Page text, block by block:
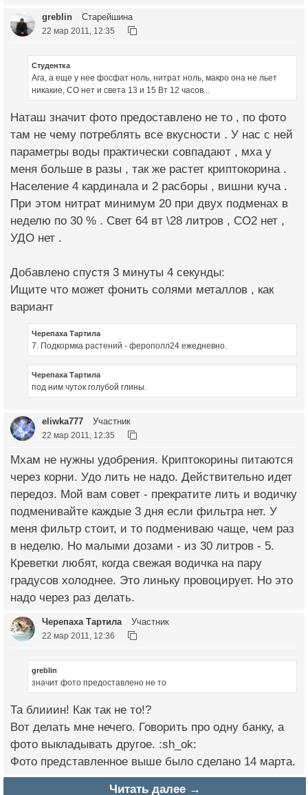
greblin Старейшина
22 мар 2011, 12:35
Студентка
Ага, а еще у нее фосфат ноль, нитрат ноль, макро она не льет
никакие, СО нет и света 13 и 15 Вт 12 часов...
Наташ значит фото предоставлено не то , по фото
там не чему потреблять все вкусности . У нас с ней
параметры воды практически совпадают , мха у
меня больше в разы , так же растет криптокорина .
Население 4 кардинала и 2 расборы , вишни куча .
При этом нитрат минимум 20 при двух подменах в
неделю по 30 % . Свет 64 вт \28 литров , СО2 нет ,
УДО нет .
Добавлено спустя 3 минуты 4 секунды:
Ищите что может фонить солями металлов , как
вариант
Черепаха Тартила
7. Подкормка растений - ферополл24 ежедневно.
Черепаха Тартила
под ним чуток голубой глины.
eliwka777 Участник
22 мар 2011, 12:35
Мхам не нужны удобрения. Криптокорины питаются
через корни. Удо лить не надо. Действительно идет
передоз. Мой вам совет - прекратите лить и водичку
подменивайте каждые 3 дня если фильтра нет. У
меня фильтр стоит, и то подмениваю чаще, чем раз
в неделю. Но малыми дозами - из 30 литров - 5.
Креветки любят, когда свежая водичка на пару
градусов холоднее. Это линьку провоцирует. Но это
надо через раз делать.
Черепаха Тартила Участник
22 мар 2011, 12:36
greblin
значит фото предоставлено не то
Та блииин! Как так не то!?
Вот делать мне нечего. Говорить про одну банку, а
фото выкладывать другое. :sh_ok:
Фото представленное выше было сделано 14 марта.
Читать далее →